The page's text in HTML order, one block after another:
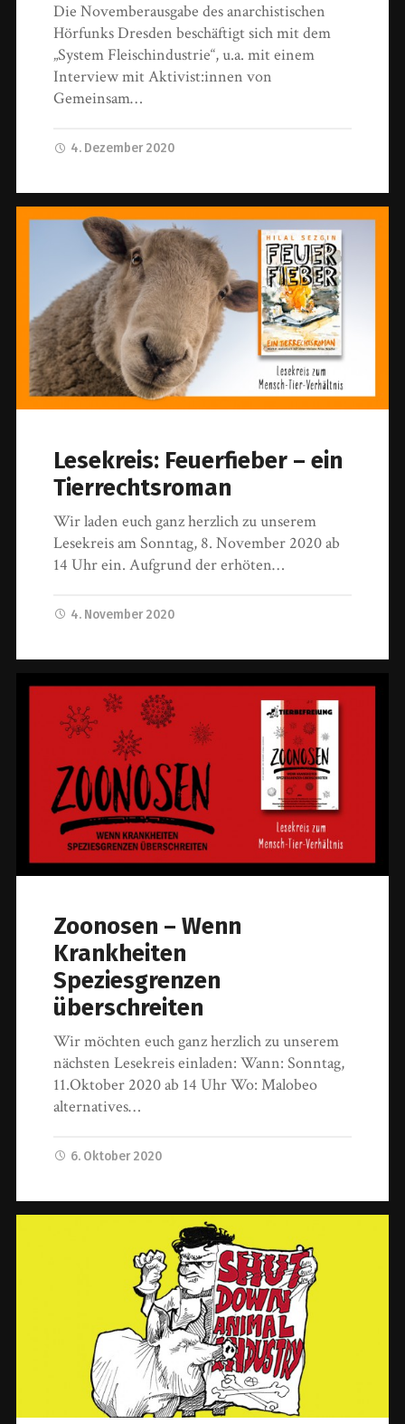
Die Novemberausgabe des anarchistischen
Hörfunks Dresden beschäftigt sich mit dem
„System Fleischindustrie“, u.a. mit einem
Interview mit Aktivist:innen von
Gemeinsam…
4. Dezember 2020
Lesekreis: Feuerfieber – ein
Tierrechtsroman
Wir laden euch ganz herzlich zu unserem
Lesekreis am Sonntag, 8. November 2020 ab
14 Uhr ein. Aufgrund der erhöten…
4. November 2020
Zoonosen – Wenn
Krankheiten
Speziesgrenzen
überschreiten
Wir möchten euch ganz herzlich zu unserem
nächsten Lesekreis einladen: Wann: Sonntag,
11.Oktober 2020 ab 14 Uhr Wo: Malobeo
alternatives…
6. Oktober 2020